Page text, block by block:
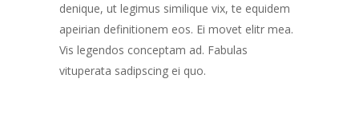
denique, ut legimus similique vix, te equidem
apeirian definitionem eos. Ei movet elitr mea.
Vis legendos conceptam ad. Fabulas
vituperata sadipscing ei quo.